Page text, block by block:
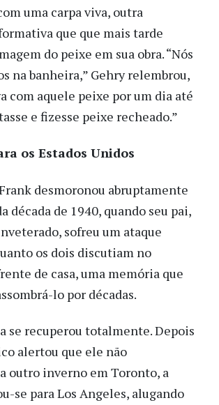
uma carpa viva, outra
que que mais tarde
do peixe em sua obra. “Nós
na banheira,” Gehry relembrou,
com aquele peixe por um dia até
e fizesse peixe recheado.”
os Estados Unidos
desmoronou abruptamente
década de 1940, quando seu pai,
sofreu um ataque
os dois discutiam no
de casa, uma memória que
lo por décadas.
se recuperou totalmente. Depois
alertou que ele não
outro inverno em Toronto, a
se para Los Angeles, alugando